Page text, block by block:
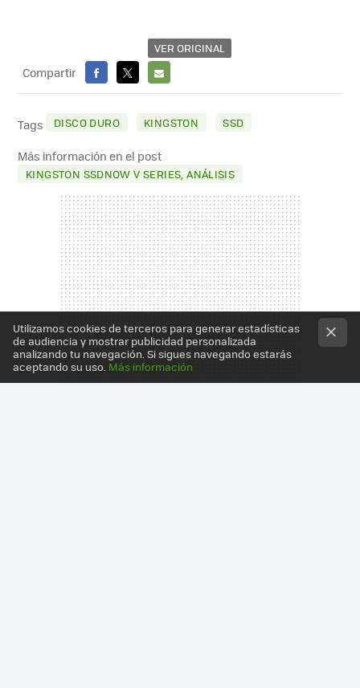
VER ORIGINAL
Compartir
FACEBOOK
X
E-
MAIL
Tags DISCO DURO KINGSTON SSD
Más información en el post
KINGSTON SSDNOW V SERIES, ANÁLISIS
Utilizamos cookies de terceros para generar estadísticas
de audiencia y mostrar publicidad personalizada
analizando tu navegación. Si sigues navegando estarás
aceptando su uso. Más información